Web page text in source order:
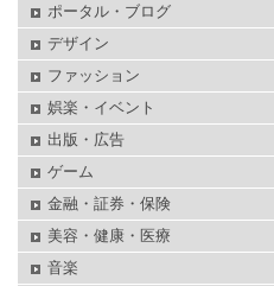
ポータル・ブログ
デザイン
ファッション
娯楽・イベント
出版・広告
ゲーム
金融・証券・保険
美容・健康・医療
音楽